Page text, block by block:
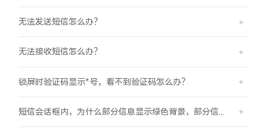
无法发送短信怎么办？
无法接收短信怎么办？
锁屏时验证码显示*号，看不到验证码怎么办？